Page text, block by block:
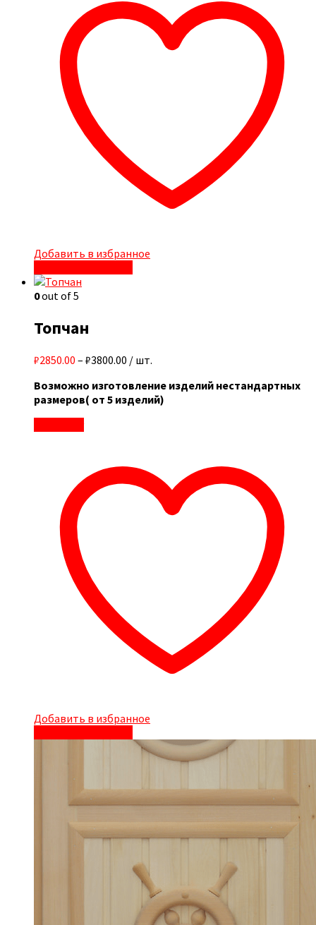
Добавить в избранное
0out of 5
Топчан
₽2850.00 – ₽3800.00 / шт.
Возможно изготовление изделий нестандартных
размеров( от 5 изделий)
Добавить в избранное